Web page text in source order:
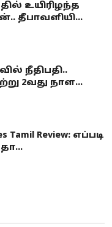
உயிரிழந்த
தீபாவளியி...
நீதிபதி..
2வது நாள...
Tamil Review: எப்படி